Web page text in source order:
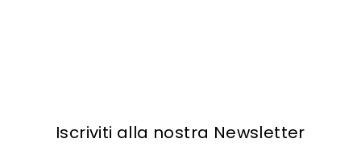
Iscriviti alla nostra Newsletter